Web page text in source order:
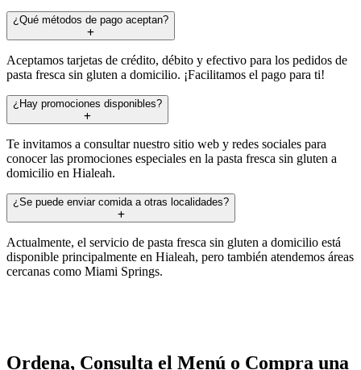
¿Qué métodos de pago aceptan?
Aceptamos tarjetas de crédito, débito y efectivo para los pedidos de
pasta fresca sin gluten a domicilio. ¡Facilitamos el pago para ti!
¿Hay promociones disponibles?
Te invitamos a consultar nuestro sitio web y redes sociales para
conocer las promociones especiales en la pasta fresca sin gluten a
domicilio en Hialeah.
¿Se puede enviar comida a otras localidades?
Actualmente, el servicio de pasta fresca sin gluten a domicilio está
disponible principalmente en Hialeah, pero también atendemos áreas
cercanas como Miami Springs.
Ordena, Consulta el Menú o Compra una